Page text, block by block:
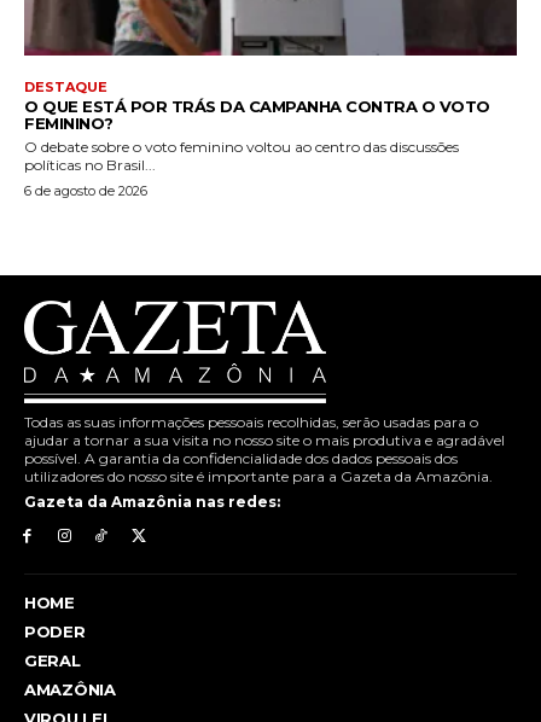
DESTAQUE
O QUE ESTÁ POR TRÁS DA CAMPANHA CONTRA O VOTO
FEMININO?
O debate sobre o voto feminino voltou ao centro das discussões
políticas no Brasil...
6 de agosto de 2026
Todas as suas informações pessoais recolhidas, serão usadas para o
ajudar a tornar a sua visita no nosso site o mais produtiva e agradável
possível. A garantia da confidencialidade dos dados pessoais dos
utilizadores do nosso site é importante para a Gazeta da Amazônia.
Gazeta da Amazônia nas redes:
HOME
PODER
GERAL
AMAZÔNIA
VIROU LEI